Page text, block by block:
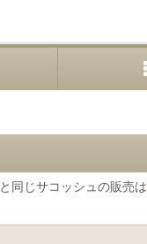
同じサコッシュの販売は